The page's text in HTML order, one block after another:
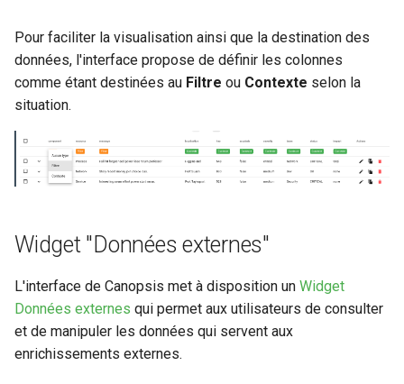
Pour faciliter la visualisation ainsi que la destination des
données, l'interface propose de définir les colonnes
comme étant destinées au Filtre ou Contexte selon la
situation.
Widget "Données externes"
L'interface de Canopsis met à disposition un Widget
Données externes qui permet aux utilisateurs de consulter
et de manipuler les données qui servent aux
enrichissements externes.